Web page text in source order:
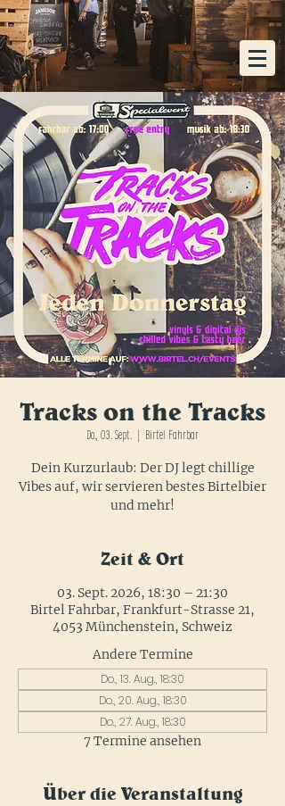
KOSTENLOSE HEIMLIEFERUNG AB EINER
BESTELLUNG VON 48x FLASCHEN
Tracks on the Tracks
Do., 03. Sept. Birtel Fahrbar
Dein Kurzurlaub: Der DJ legt chillige
Vibes auf, wir servieren bestes Birtelbier
und mehr!
Zeit & Ort
03. Sept. 2026, 18:30 – 21:30
Birtel Fahrbar, Frankfurt-Strasse 21,
4053 Münchenstein, Schweiz
Andere Termine
Do., 13. Aug., 18:30
Do., 20. Aug., 18:30
Do., 27. Aug., 18:30
7 Termine ansehen
Über die Veranstaltung